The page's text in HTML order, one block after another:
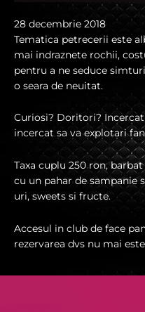
28 decembrie 2018
Tematica petrecerii este
mai indraznete rochii,
pentru a ne seduce
o seara de neuitat.
Curiosi? Doritori?
incercat sa va explotari
Taxa cuplu 250 ron,
cu un pahar de sampanie
uri, sweets si fructe.
Accesul in club de face
rezervarea dvs nu mai